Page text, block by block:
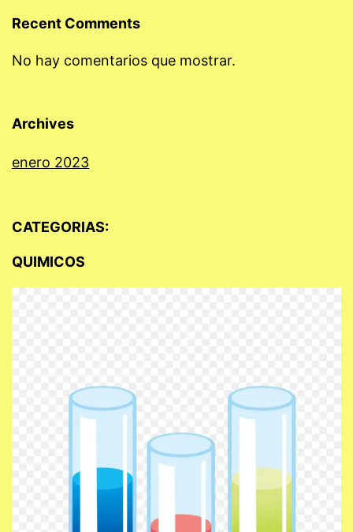
Recent Comments
No hay comentarios que mostrar.
Archives
enero 2023
CATEGORIAS:
QUIMICOS